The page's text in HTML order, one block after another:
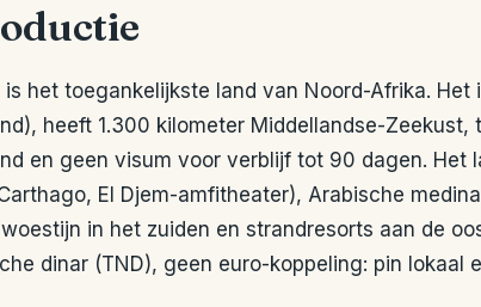
is het toegankelijkste land van Noord-Afrika. Het
heeft 1.300 kilometer Middellandse-
en geen visum voor verblijf tot 90 dagen. Het
El Djem-amfitheater), Arabische
in het zuiden en strandresorts aan de
dinar (TND), geen euro-koppeling: pin lokaal